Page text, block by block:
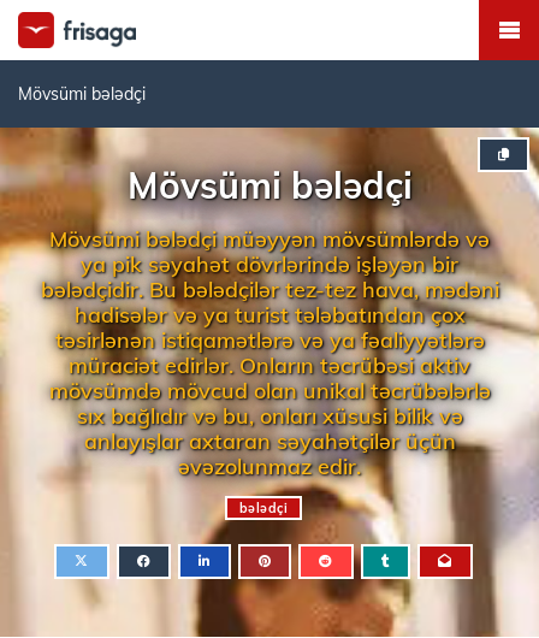
Mövsümi bələdçi
Mövsümi bələdçi
Mövsümi bələdçi müəyyən mövsümlərdə və
ya pik səyahət dövrlərində işləyən bir
bələdçidir. Bu bələdçilər tez-tez hava, mədəni
hadisələr və ya turist tələbatından çox
təsirlənən istiqamətlərə və ya fəaliyyətlərə
müraciət edirlər. Onların təcrübəsi aktiv
mövsümdə mövcud olan unikal təcrübələrlə
sıx bağlıdır və bu, onları xüsusi bilik və
anlayışlar axtaran səyahətçilər üçün
əvəzolunmaz edir.
bələdçi